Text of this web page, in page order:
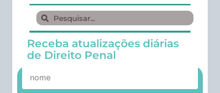
Receba atualizações diárias
de Direito Penal